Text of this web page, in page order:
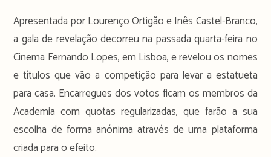
Apresentada por Lourenço Ortigão e Inês Castel-Branco,
a gala de revelação decorreu na passada quarta-feira no
Cinema Fernando Lopes, em Lisboa, e revelou os nomes
e títulos que vão a competição para levar a estatueta
para casa. Encarregues dos votos ficam os membros da
Academia com quotas regularizadas, que farão a sua
escolha de forma anónima através de uma plataforma
criada para o efeito.